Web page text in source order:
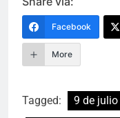
Facebook
More
Tagged: 9 de julio